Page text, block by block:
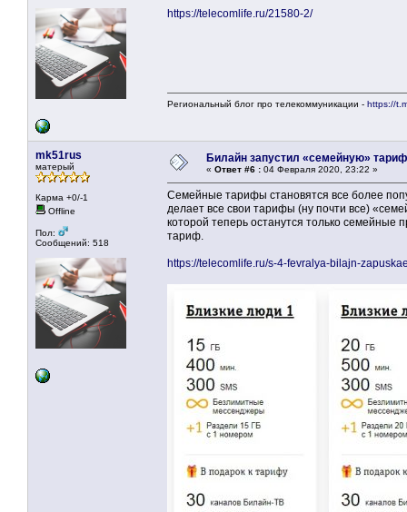
https://telecomlife.ru/21580-2/
Региональный блог про телекоммуникации - https://
mk51rus
матерый
Карма +0/-1
Offline
Пол:
Сообщений: 518
Билайн запустил «семейную»
« Ответ #6 : 04 Февраля 2020, 23:22 »
Семейные тарифы становятся все более
делает все свои тарифы (ну почти все)
которой теперь останутся только семейные
тариф.
https://telecomlife.ru/s-4-fevralya-bilajn-